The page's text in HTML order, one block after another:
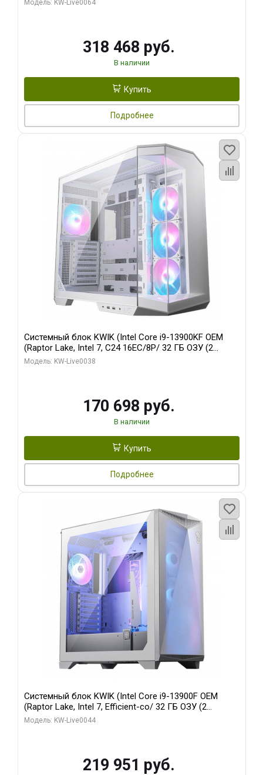
Модель: KW-Live0064
318 468 руб.
В наличии
Купить
Подробнее
Системный блок KWIK (Intel Core i9-13900KF OEM
(Raptor Lake, Intel 7, C24 16EC/8P/ 32 ГБ ОЗУ (2
модуля)/ Gigabyte RX9070XT GAMING OC 16GB GDDR6
Модель: KW-Live0038
170 698 руб.
В наличии
Купить
Подробнее
Системный блок KWIK (Intel Core i9-13900F OEM
(Raptor Lake, Intel 7, Efficient-co/ 32 ГБ ОЗУ (2
модуля)/ Gigabyte RTX5070Ti AERO OC 16GB GDDR7
Модель: KW-Live0044
219 951 руб.